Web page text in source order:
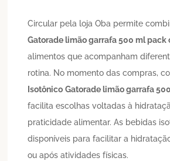
Circular pela loja Oba permite
Gatorade limão garrafa 500 ml pack
alimentos que acompanham
rotina. No momento das compras,
Isotônico Gatorade limão garrafa
facilita escolhas voltadas à
praticidade alimentar. As bebidas
disponíveis para facilitar a
ou após atividades físicas.